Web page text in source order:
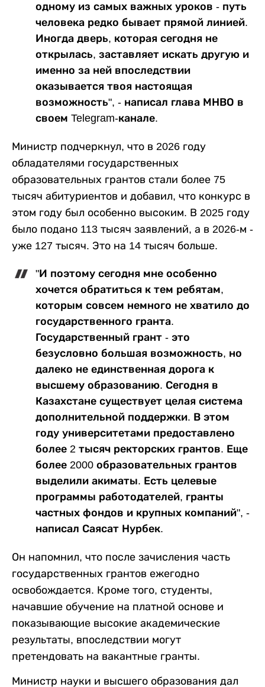
одному из самых важных уроков - путь
человека редко бывает прямой линией.
Иногда дверь, которая сегодня не
открылась, заставляет искать другую и
именно за ней впоследствии
оказывается твоя настоящая
возможность", - написал глава МНВО в
своем Telegram-канале.
Министр подчеркнул, что в 2026 году
обладателями государственных
образовательных грантов стали более 75
тысяч абитуриентов и добавил, что конкурс в
этом году был особенно высоким. В 2025 году
было подано 113 тысяч заявлений, а в 2026-м -
уже 127 тысяч. Это на 14 тысяч больше.
"И поэтому сегодня мне особенно
хочется обратиться к тем ребятам,
которым совсем немного не хватило до
государственного гранта.
Государственный грант - это
безусловно большая возможность, но
далеко не единственная дорога к
высшему образованию. Сегодня в
Казахстане существует целая система
дополнительной поддержки. В этом
году университетами предоставлено
более 2 тысяч ректорских грантов. Еще
более 2000 образовательных грантов
выделили акиматы. Есть целевые
программы работодателей, гранты
частных фондов и крупных компаний", -
написал Саясат Нурбек.
Он напомнил, что после зачисления часть
государственных грантов ежегодно
освобождается. Кроме того, студенты,
начавшие обучение на платной основе и
показывающие высокие академические
результаты, впоследствии могут
претендовать на вакантные гранты.
Министр науки и высшего образования дал